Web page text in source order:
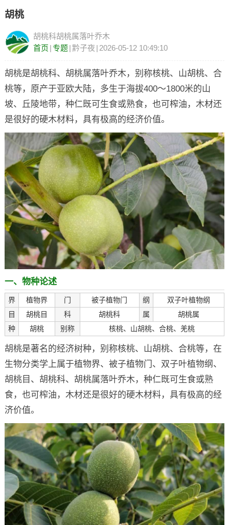
胡桃
胡桃科胡桃属落叶乔木
首页 |专题|黔子夜 | 2026-05-12 10:49:10
胡桃是胡桃科、胡桃属落叶乔木，别称核桃、山胡桃、合
桃等，原产于亚欧大陆，多生于海拔400～1800米的山
坡、丘陵地带，种仁既可生食或熟食，也可榨油，木材还
是很好的硬木材料，具有极高的经济价值。
一、物种论述
界 植物界 门 被子植物门 纲
双子叶植物纲
目
胡桃目 科 胡桃科 属
胡桃属
种
胡桃 别称 核桃、山胡桃、合桃、羌桃
胡桃是著名的经济树种，别称核桃、山胡桃、合桃等，在
生物分类学上属于植物界、被子植物门、双子叶植物纲、
胡桃目、胡桃科、胡桃属落叶乔木，种仁既可生食或熟
食，也可榨油，木材还是很好的硬木材料，具有极高的经
济价值。